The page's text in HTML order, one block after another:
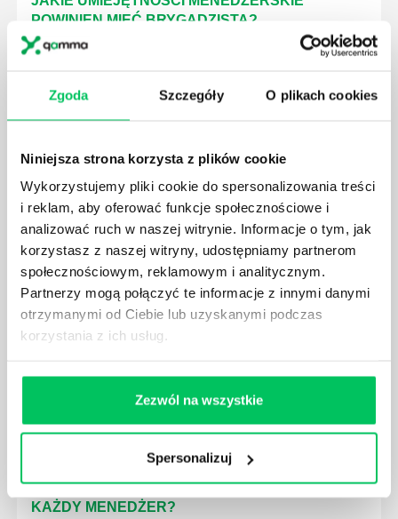
Zgoda Szczegóły O plikach cookies
Niniejsza strona korzysta z plików cookie
Wykorzystujemy pliki cookie do spersonalizowania treści
i reklam, aby oferować funkcje społecznościowe i
analizować ruch w naszej witrynie. Informacje o tym, jak
korzystasz z naszej witryny, udostępniamy partnerom
społecznościowym, reklamowym i analitycznym.
Partnerzy mogą połączyć te informacje z innymi danymi
otrzymanymi od Ciebie lub uzyskanymi podczas
korzystania z ich usług.
Zezwól na wszystkie
Spersonalizuj
POWINIEN MIEĆ BRYGADZISTA?
Nawet zespół złożony z doskonale wykształconych i
sprawnie realizować swoich zadań, jeśli zabraknie w
nim odpowiedniego kierownictwa. Zawsze
niezbędna jest osoba nadzorująca wszystkie
JAK BRYGADZISTA MOŻE ROZWINĄĆ SWOJE
KOMPETENCJE MENEDŻERSKIE?
Menedżer to niezwykle ważne stanowisko w każdej
firmie. Osoba je pełniąca jest w pełni odpowiedzialna
JAKĄ METODĘ ZARZĄDZANIA POWINIEN ZNAĆ
KAŻDY MENEDŻER?